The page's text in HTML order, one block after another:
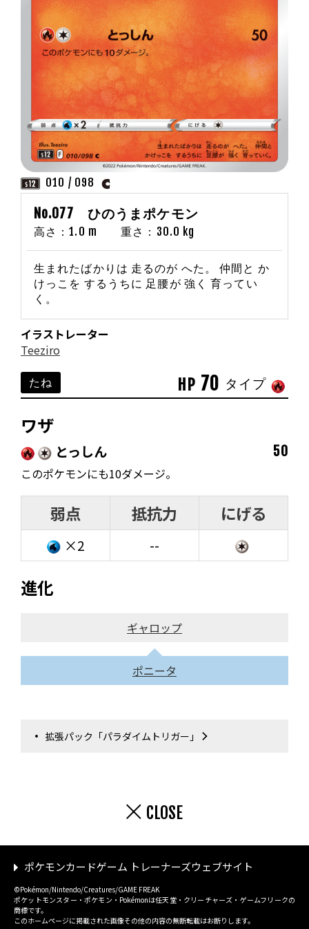
010 / 098
No.077 ひのうまポケモン
高さ：1.0 m 重さ：30.0 kg
生まれたばかりは 走るのが へた。 仲間と か
けっこを するうちに 足腰が 強く 育ってい
く。
イラストレーター
Teeziro
たね HP 70 タイプ
ワザ
とっしん
50
このポケモンにも10ダメージ。
弱点 抵抗力 にげる
×2 --
進化
ギャロップ
ポニータ
拡張パック「パラダイムトリガー」
CLOSE
ポケモンカードゲーム トレーナーズウェブサイト
©Pokémon/Nintendo/Creatures/GAME FREAK
ポケットモンスター・ポケモン・Pokémonは任天堂・クリーチャーズ・ゲームフリークの
商標です。
このホームページに掲載された画像その他の内容の無断転載はお断りします。